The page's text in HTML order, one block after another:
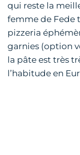
qui reste la
femme de Fede
pizzeria
garnies (option
la pâte est très
l’habitude en